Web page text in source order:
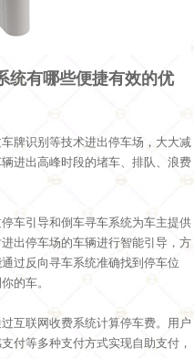
统有哪些便捷有效的优
识别等技术进出停车场，大大减
进出高峰时段的堵车、排队、浪费
引导和倒车寻车系统为车主提供
出停车场的车辆进行智能引导，方
过反向寻车系统准确找到停车位
的车。
联网收费系统计算停车费。用户
付等多种支付方式实现自助支付，